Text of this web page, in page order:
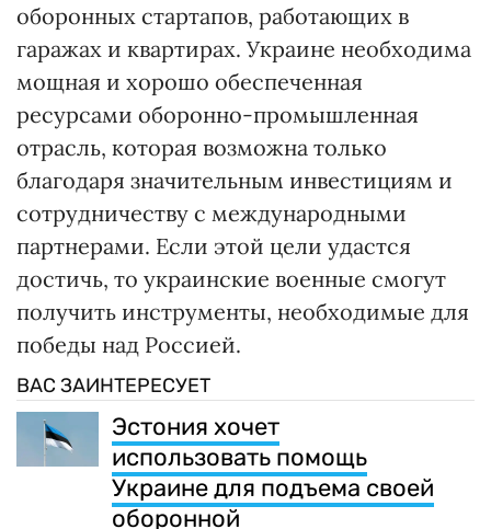
оборонных стартапов, работающих в
гаражах и квартирах. Украине необходима
мощная и хорошо обеспеченная
ресурсами оборонно-промышленная
отрасль, которая возможна только
благодаря значительным инвестициям и
сотрудничеству с международными
партнерами. Если этой цели удастся
достичь, то украинские военные смогут
получить инструменты, необходимые для
победы над Россией.
ВАС ЗАИНТЕРЕСУЕТ
Эстония хочет
использовать помощь
Украине для подъема своей
оборонной